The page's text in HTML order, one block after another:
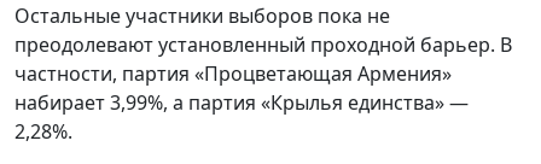
Остальные участники выборов пока не
преодолевают установленный проходной барьер. В
частности, партия «Процветающая Армения»
набирает 3,99%, а партия «Крылья единства» —
2,28%.